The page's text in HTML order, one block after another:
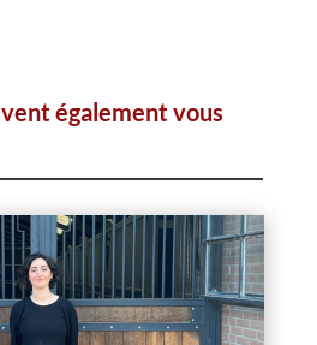
également vous